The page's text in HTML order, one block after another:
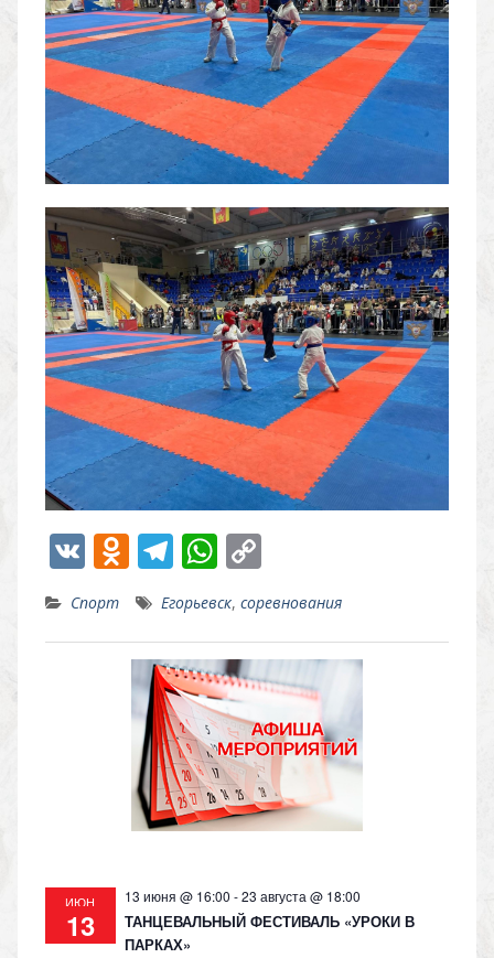
V O
d
n
o
kl
as
s
ni
ki
T
e
gr
a
m
W
at
s
A
p
p
C
p
y
Li
n
k
Спорт Егорьевск, соревнования
ИЮН
13
13 июня @ 16:00 -23 августа @ 18:00
ТАНЦЕВАЛЬНЫЙ ФЕСТИВАЛЬ «УРОКИ В
ПАРКАХ»